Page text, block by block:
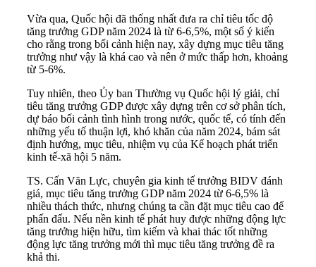
Vừa qua, Quốc hội đã thống nhất đưa ra chỉ tiêu tốc độ
tăng trưởng GDPnăm 2024 là từ 6-6,5%, một số ý kiến
cho rằng trong bối cảnh hiện nay, xây dựng mục tiêu tăng
trưởng như vậy là khá cao và nên ở mức thấp hơn, khoảng
từ 5-6%.
Tuy nhiên, theo Ủy ban Thường vụ Quốc hội lý giải, chỉ
tiêu tăng trưởng GDP được xây dựng trên cơ sở phân tích,
dự báo bối cảnh tình hình trong nước, quốc tế, có tính đến
những yếu tố thuận lợi, khó khăn của năm 2024, bám sát
định hướng, mục tiêu, nhiệm vụ của Kế hoạch phát triển
kinh tế-xã hội 5 năm.
TS. Cấn Văn Lực, chuyên gia kinh tế trưởng BIDV đánh
giá, mục tiêu tăng trưởng GDP năm 2024 từ 6-6,5% là
nhiều thách thức, nhưng chúng ta cần đặt mục tiêu cao để
phấn đấu. Nếu nền kinh tế phát huy được những động lực
tăng trưởng hiện hữu, tìm kiếm và khai thác tốt những
động lực tăng trưởng mới thì mục tiêu tăng trưởng đề ra
khả thi.